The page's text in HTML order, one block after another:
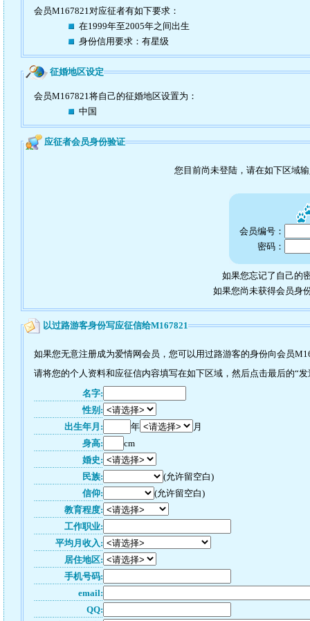
会员M167821对应征者有如下要求：
在1999年至2005年之间出生
身份信用要求：有星级
征婚地区设定
会员M167821将自己的征婚地区设置为：
中国
应征者会员身份验证
您目前尚未登陆，请在如下区域
会员编号：
密码：
如果您忘记了自己的
如果您尚未获得会员身
以过路游客身份写应征信给M167821
如果您无意注册成为爱情网会员，您可以用过路游客的身份向会员
请将您的个人资料和应征信内容填写在如下区域，然后点击最后的“
名字:
性别:
出生年月:
年
月
身高:
cm
婚史:
民族:
(允许留空白)
信仰:
(允许留空白)
教育程度:
工作职业:
平均月收入:
居住地区:
手机号码:
email:
QQ: